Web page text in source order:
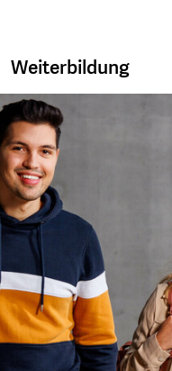
Weiterbildung